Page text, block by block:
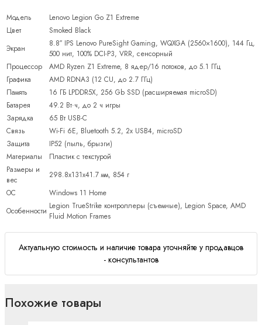
Модель
Lenovo Legion Go Z1 Extreme
Цвет
Smoked Black
Экран
8.8″ IPS Lenovo PureSight Gaming, WQXGA (2560×1600), 144 Гц,
500 нит, 100% DCI-P3, VRR, сенсорный
Процессор
AMD Ryzen Z1 Extreme, 8 ядер/16 потоков, до 5.1 ГГц
Графика
AMD RDNA3 (12 CU, до 2.7 ГГц)
Память
16 ГБ LPDDR5X, 256 Gb SSD (расширяемая microSD)
Батарея
49.2 Вт·ч, до 2 ч игры
Зарядка
65 Вт USB-C
Связь
Wi-Fi 6E, Bluetooth 5.2, 2x USB4, microSD
Защита
IP52 (пыль, брызги)
Материалы
Пластик с текстурой
Размеры и
вес
298.8x131x41.7 мм, 854 г
ОС
Windows 11 Home
Особенности Legion TrueStrike контроллеры (съемные), Legion Space, AMD
Fluid Motion Frames
Актуальную стоимость и наличие товара уточняйте у продавцов
- консультантов
Похожие товары